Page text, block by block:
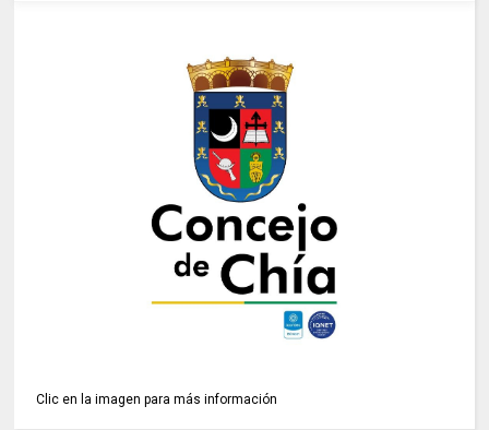
Clic en la imagen para más información